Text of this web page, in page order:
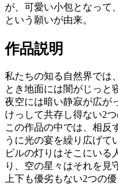
が、可愛い小包となって
という願いが由来。
作品説明
私たちの知る自然界では
とき地面には闇がじっと
夜空には暗い静寂が広が
けっして共存し得ない2つ
この作品の中では、相反
うに光の宴を繰り広げて
ビルの灯りはそこにいる
り、空の星々はそれを見
上下も優劣もない2つの